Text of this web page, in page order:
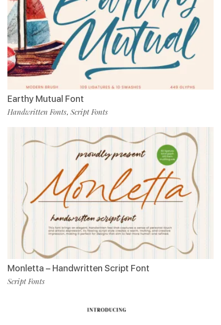
Earthy Mutual Font
Handwritten Fonts, Script Fonts
Monletta – Handwritten Script Font
Script Fonts